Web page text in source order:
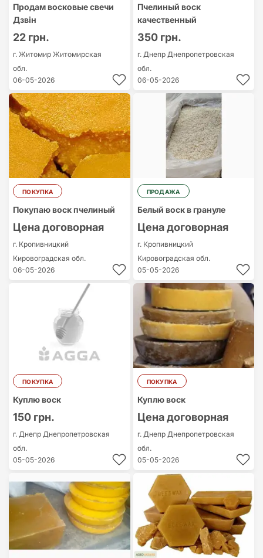
Продам восковые свечи
Дзвін
22 грн.
г. Житомир Житомирская
обл.
06-05-2026
Пчелиный воск
качественный
350 грн.
г. Днепр Днепропетровская
обл.
06-05-2026
ПОКУПКА
Покупаю воск пчелиный
Цена договорная
г. Кропивницкий
Кировоградская обл.
06-05-2026
ПРОДАЖА
Белый воск в грануле
Цена договорная
г. Кропивницкий
Кировоградская обл.
05-05-2026
ПОКУПКА
Куплю воск
150 грн.
г. Днепр Днепропетровская
обл.
05-05-2026
ПОКУПКА
Куплю воск
Цена договорная
г. Днепр Днепропетровская
обл.
05-05-2026